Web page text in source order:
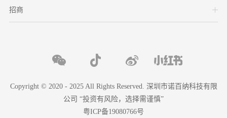
招商
Copyright © 2020 - 2025 All Rights Reserved. 深圳市诺百纳科技有限
公司 “投资有风险，选择需谨慎”
粤ICP备19080766号